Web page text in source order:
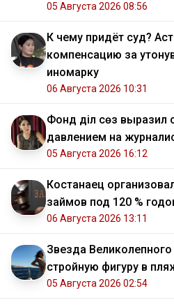
05 Августа 2026 08:56
К чему придёт суд?
компенсацию за
иномарку
06 Августа 2026 10:31
Фонд Әділ сөз выразил
давлением на
05 Августа 2026 16:12
Костанаец
займов под 120 %
06 Августа 2026 13:11
Звезда
стройную фигуру в
05 Августа 2026 02:54